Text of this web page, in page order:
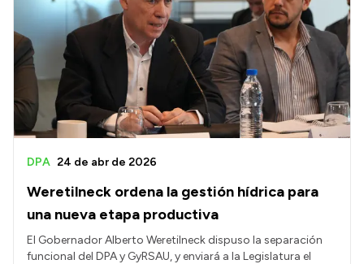
Weretilneck ordena la gestión hídrica para
una nueva etapa productiva
DPA 24 de abr de 2026
El Gobernador Alberto Weretilneck dispuso la separación
funcional del DPA y GyRSAU, y enviará a la Legislatura el